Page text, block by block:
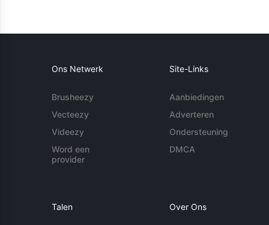
Ons Netwerk
Brusheezy
Vecteezy
Videezy
Word een
provider
Site-Links
Aanbiedingen
Adverteren
Ondersteuning
DMCA
Talen Over Ons